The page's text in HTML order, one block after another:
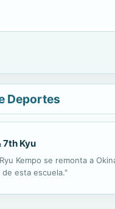
Deportes
7th Kyu
Kempo se remonta a
esta escuela."